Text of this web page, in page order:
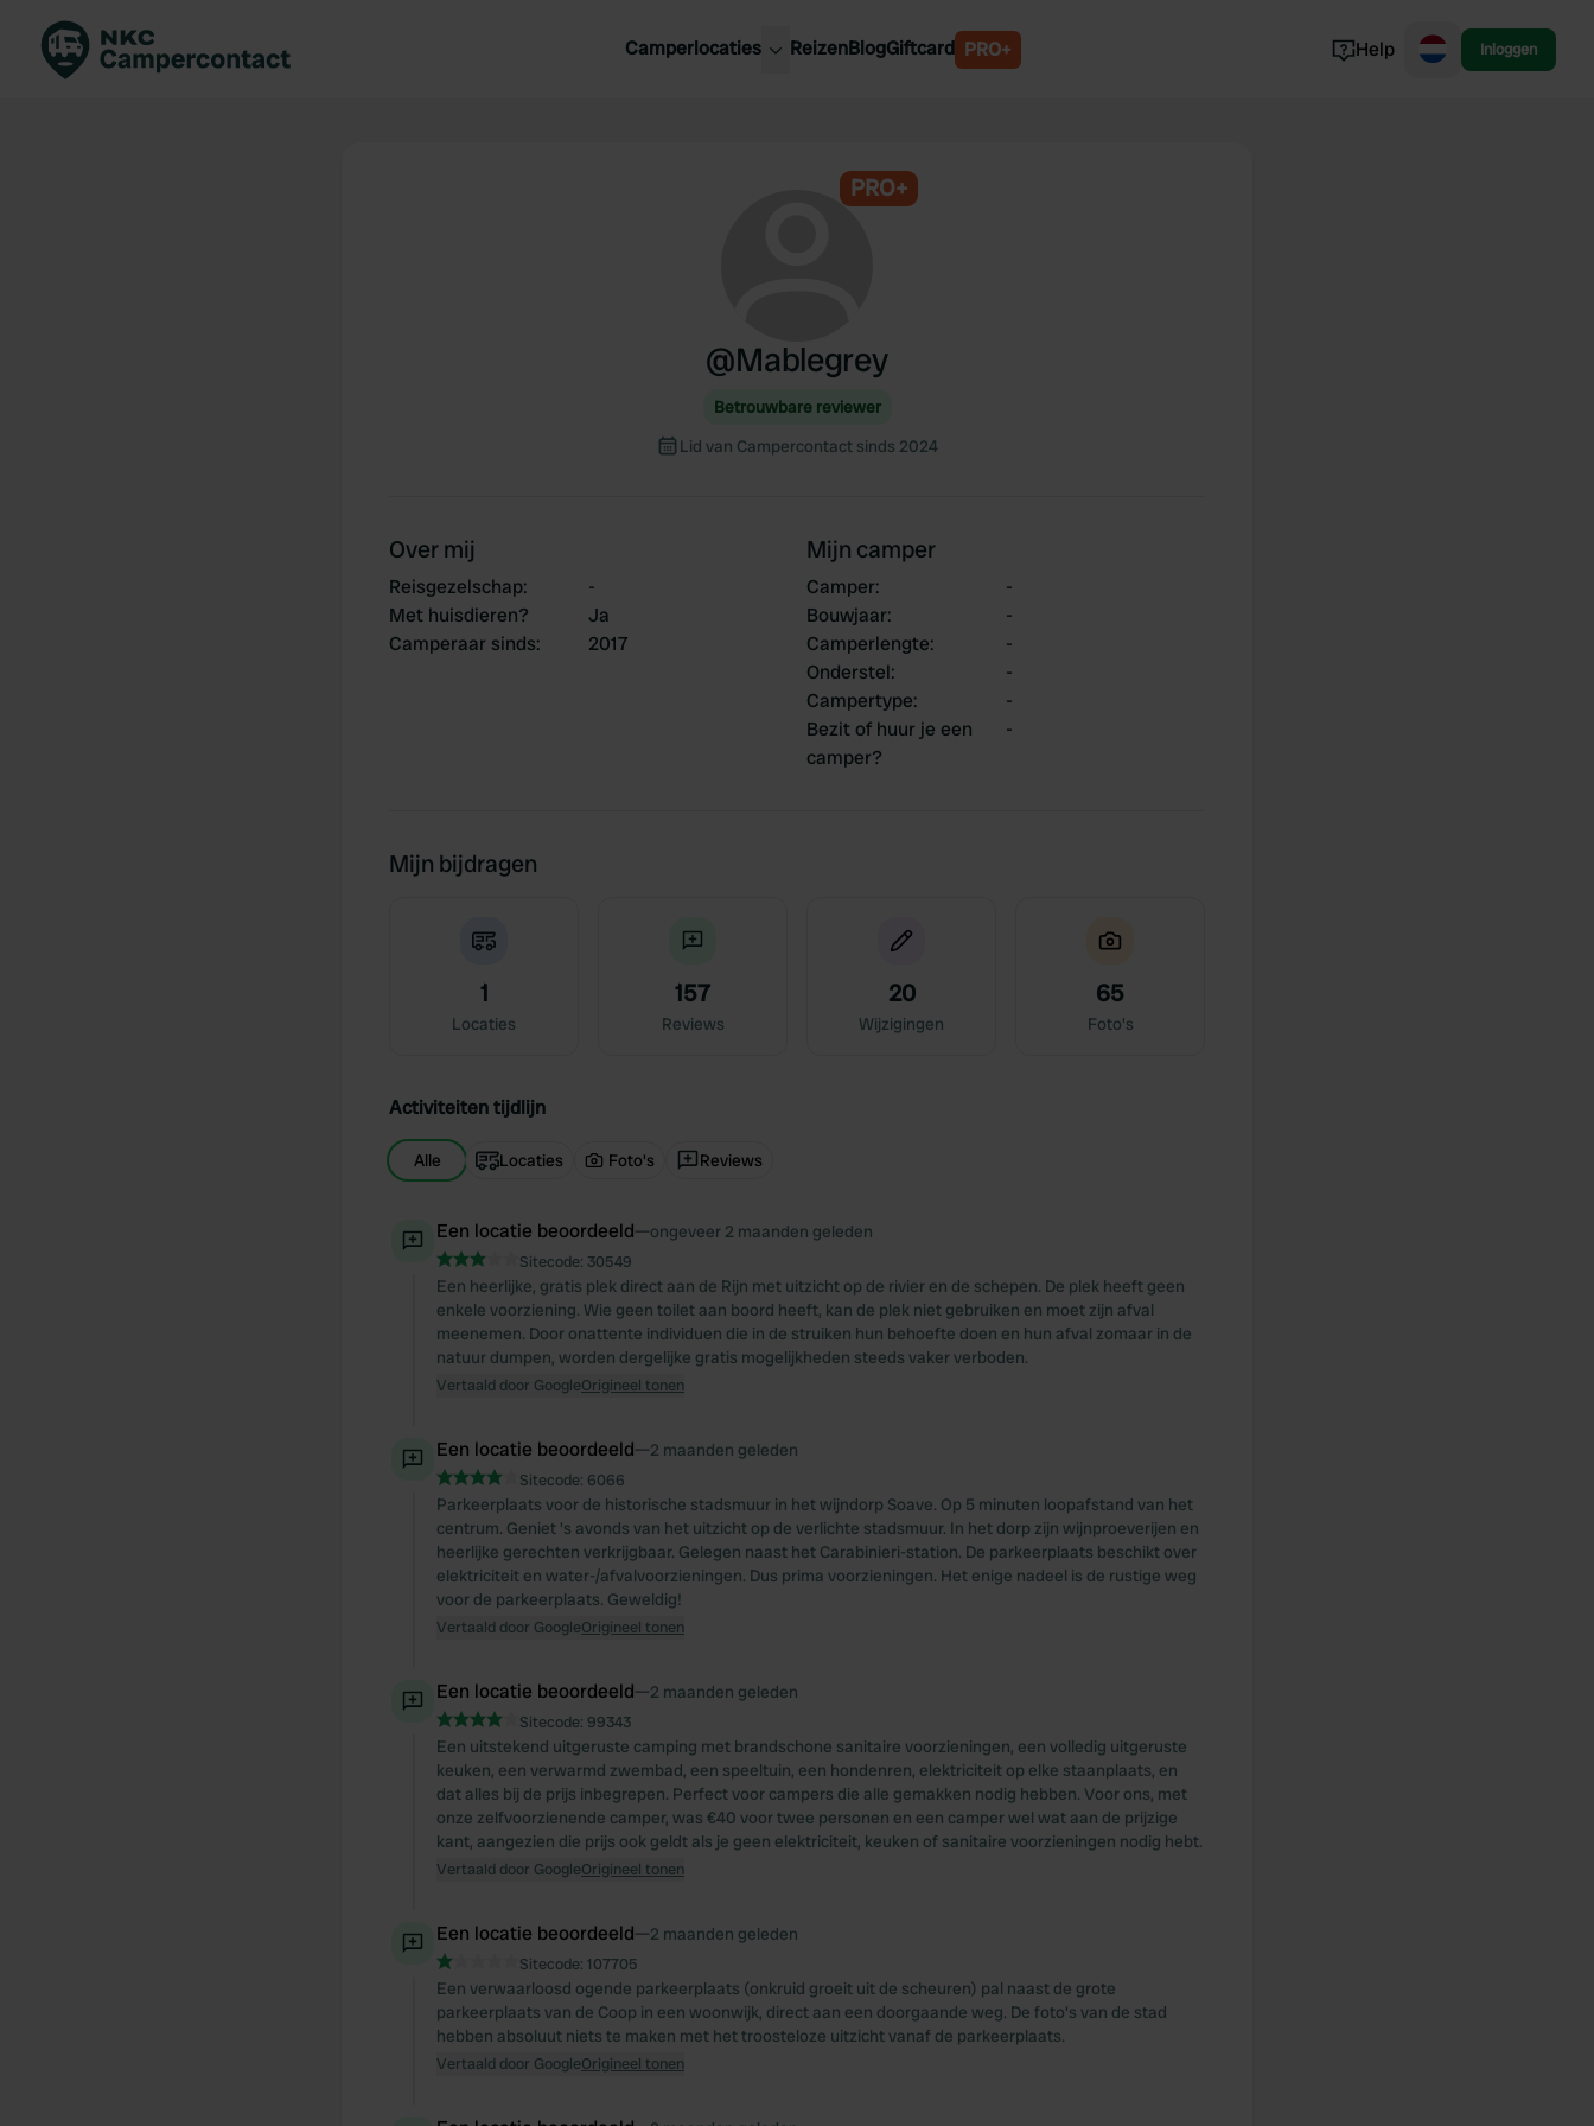
Camperlocaties ReizenBlogGiftcard PRO+ Help Inloggen
PRO+
@Mablegrey
Betrouwbare reviewer
Lid van Campercontact sinds 2024
Over mij
Reisgezelschap:
-
Met huisdieren?
Ja
Camperaar sinds: 2017
Mijn camper
Camper:
-
Bouwjaar:
-
Camperlengte:
-
Onderstel:
-
Campertype:
-
Bezit of huur je een
camper?
-
Mijn bijdragen
1
Locaties
157
Reviews
20
Wijzigingen
65
Foto's
Activiteiten tijdlijn
Alle Locaties Foto's Reviews
Een locatie beoordeeld—ongeveer 2 maanden geleden
Sitecode: 30549
Een heerlijke, gratis plek direct aan de Rijn met uitzicht op de rivier en de schepen. De plek heeft geen
enkele voorziening. Wie geen toilet aan boord heeft, kan de plek niet gebruiken en moet zijn afval
meenemen. Door onattente individuen die in de struiken hun behoefte doen en hun afval zomaar in de
natuur dumpen, worden dergelijke gratis mogelijkheden steeds vaker verboden.
Vertaald door GoogleOrigineel tonen
Een locatie beoordeeld—2 maanden geleden
Sitecode: 6066
Parkeerplaats voor de historische stadsmuur in het wijndorp Soave. Op 5 minuten loopafstand van het
centrum. Geniet 's avonds van het uitzicht op de verlichte stadsmuur. In het dorp zijn wijnproeverijen en
heerlijke gerechten verkrijgbaar. Gelegen naast het Carabinieri-station. De parkeerplaats beschikt over
elektriciteit en water-/afvalvoorzieningen. Dus prima voorzieningen. Het enige nadeel is de rustige weg
voor de parkeerplaats. Geweldig!
Vertaald door GoogleOrigineel tonen
Een locatie beoordeeld—2 maanden geleden
Sitecode: 99343
Een uitstekend uitgeruste camping met brandschone sanitaire voorzieningen, een volledig uitgeruste
keuken, een verwarmd zwembad, een speeltuin, een hondenren, elektriciteit op elke staanplaats, en
dat alles bij de prijs inbegrepen. Perfect voor campers die alle gemakken nodig hebben. Voor ons, met
onze zelfvoorzienende camper, was €40 voor twee personen en een camper wel wat aan de prijzige
kant, aangezien die prijs ook geldt als je geen elektriciteit, keuken of sanitaire voorzieningen nodig hebt.
Vertaald door GoogleOrigineel tonen
Een locatie beoordeeld—2 maanden geleden
Sitecode: 107705
Een verwaarloosd ogende parkeerplaats (onkruid groeit uit de scheuren) pal naast de grote
parkeerplaats van de Coop in een woonwijk, direct aan een doorgaande weg. De foto's van de stad
hebben absoluut niets te maken met het troosteloze uitzicht vanaf de parkeerplaats.
Vertaald door GoogleOrigineel tonen